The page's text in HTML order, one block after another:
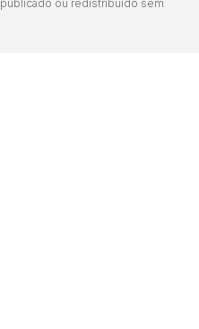
ou redistribuído sem